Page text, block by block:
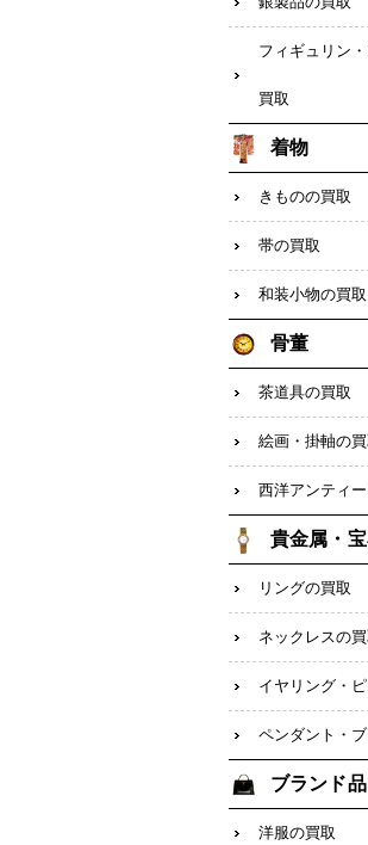
フィギュリン
買取
着物
きものの買取
帯の買取
和装小物の買取
骨董
茶道具の買取
絵画・掛軸の
西洋アンティ
貴金属・
リングの買取
ネックレスの
イヤリング・
ペンダント・
ブランド品
洋服の買取